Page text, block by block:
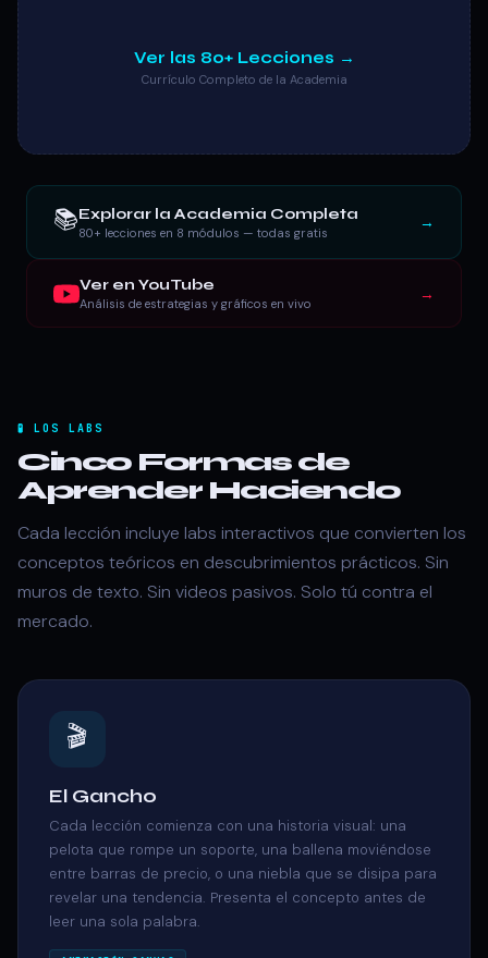
Ver las 80+ Lecciones →
Currículo Completo de la Academia
📚Explorar la Academia Completa
80+ lecciones en 8 módulos — todas gratis
→
Ver en YouTube
Análisis de estrategias y gráficos en vivo
→
🧪 LOS LABS
Cinco Formas de
Aprender Haciendo
Cada lección incluye labs interactivos que convierten los
conceptos teóricos en descubrimientos prácticos. Sin
muros de texto. Sin videos pasivos. Solo tú contra el
mercado.
🎬
El Gancho
Cada lección comienza con una historia visual: una
pelota que rompe un soporte, una ballena moviéndose
entre barras de precio, o una niebla que se disipa para
revelar una tendencia. Presenta el concepto antes de
leer una sola palabra.